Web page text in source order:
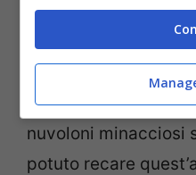
Ma se per l’Enzo e
sembra procedere
pieno entusiasmo,
del tracciato
nuvoloni minacciosi
potuto recare